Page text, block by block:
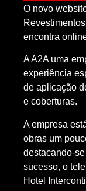
O novo
encontra
A A2A uma
experiência
de aplicação
e coberturas.
A empresa
obras um
destacando-
sucesso, o
Hotel